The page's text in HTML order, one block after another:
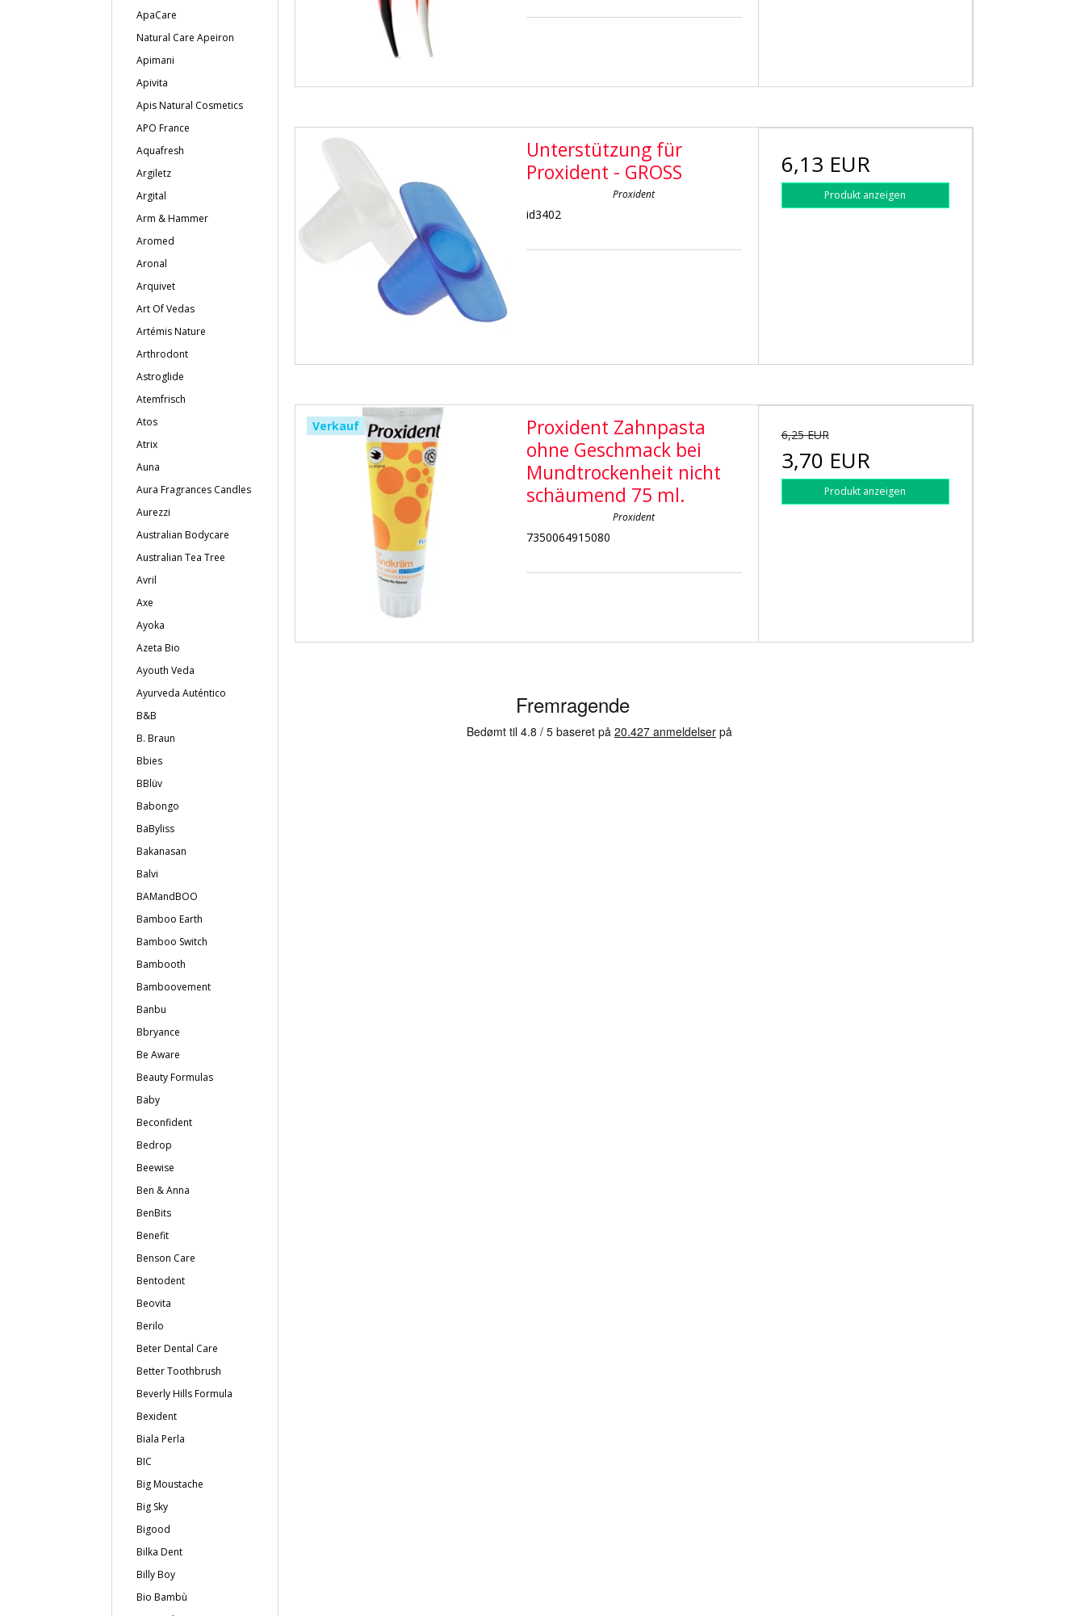
ApaCare
Natural Care Apeiron
Apimani
Apivita
Apis Natural Cosmetics
APO France
Aquafresh
Argiletz
Argital
Arm & Hammer
Aromed
Aronal
Arquivet
Art Of Vedas
Artémis Nature
Arthrodont
Astroglide
Atemfrisch
Atos
Atrix
Auna
Aura Fragrances Candles
Aurezzi
Australian Bodycare
Australian Tea Tree
Avril
Axe
Ayoka
Azeta Bio
Ayouth Veda
Ayurveda Auténtico
B&B
B. Braun
Bbies
BBlüv
Babongo
BaByliss
Bakanasan
Balvi
BAMandBOO
Bamboo Earth
Bamboo Switch
Bambooth
Bamboovement
Banbu
Bbryance
Be Aware
Beauty Formulas
Baby
Beconfident
Bedrop
Beewise
Ben & Anna
BenBits
Benefit
Benson Care
Bentodent
Beovita
Berilo
Beter Dental Care
Better Toothbrush
Beverly Hills Formula
Bexident
Biala Perla
BIC
Big Moustache
Big Sky
Bigood
Bilka Dent
Billy Boy
Bio Bambù
Unterstützung für
Proxident - GROSS
Proxident
id3402
6,13 EUR
Produkt anzeigen
Verkauf
Proxident Zahnpasta
ohne Geschmack bei
Mundtrockenheit nicht
schäumend 75 ml.
Proxident
7350064915080
6,25 EUR
3,70 EUR
Produkt anzeigen